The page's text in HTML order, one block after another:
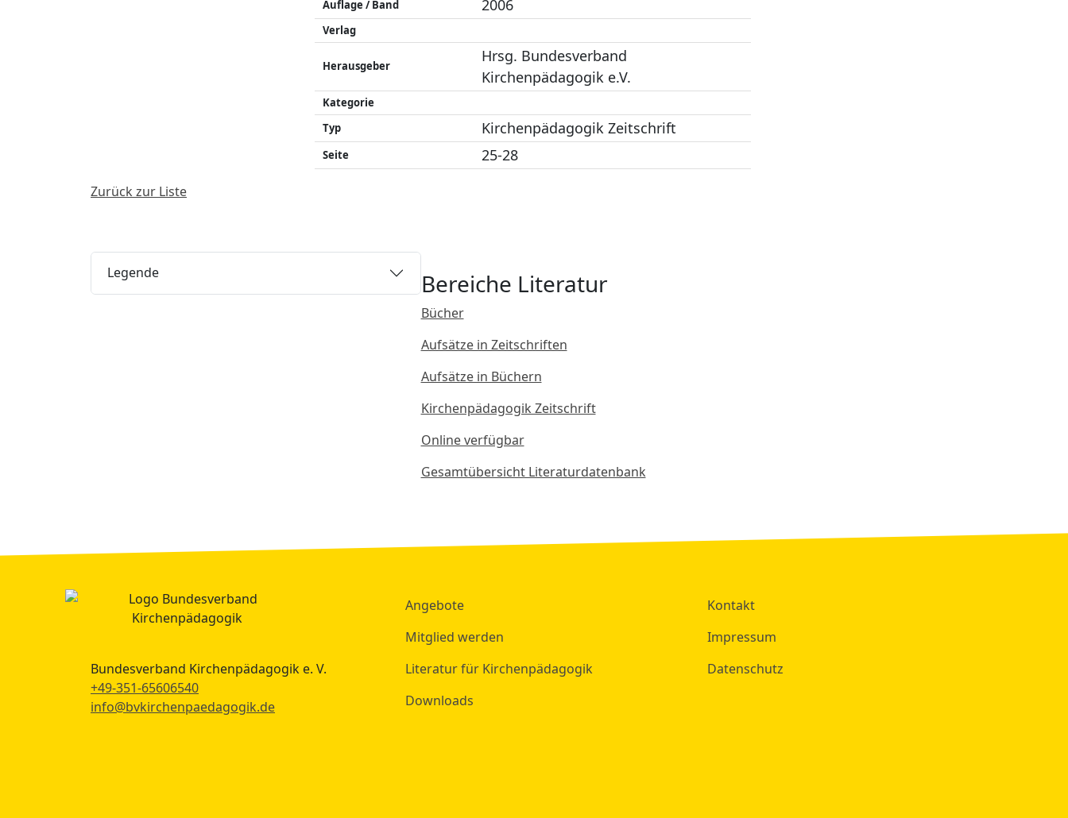
Auflage / Band 2006
Verlag
Herausgeber
Hrsg. Bundesverband
Kirchenpädagogik e.V.
Kategorie
Typ
Kirchenpädagogik Zeitschrift
Seite 25-28
Zurück zur Liste
Legende Bereiche Literatur
Bücher
Aufsätze in Zeitschriften
Aufsätze in Büchern
Kirchenpädagogik Zeitschrift
Online verfügbar
Gesamtübersicht Literaturdatenbank
Bundesverband Kirchenpädagogik e. V.
+49-351-65606540
info@bvkirchenpaedagogik.de
Angebote
Mitglied werden
Literatur für Kirchenpädagogik
Downloads
Kontakt
Impressum
Datenschutz